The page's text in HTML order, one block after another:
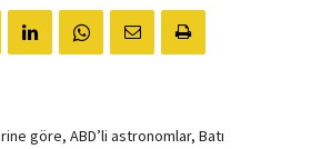
göre, ABD’li astronomlar, Batı